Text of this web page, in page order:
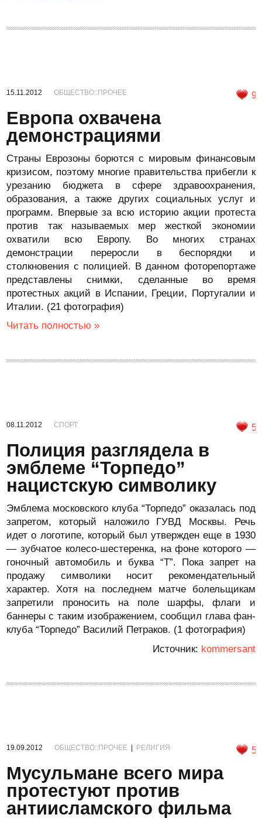
15.11.2012 ОБЩЕСТВО::ПРОЧЕЕ 9
Европа охвачена
демонстрациями
Страны Еврозоны борются с мировым финансовым
кризисом, поэтому многие правительства прибегли к
урезанию бюджета в сфере здравоохранения,
образования, а также других социальных услуг и
программ. Впервые за всю историю акции протеста
против так называемых мер жесткой экономии
охватили всю Европу. Во многих странах
демонстрации переросли в беспорядки и
столкновения с полицией. В данном фоторепортаже
представлены снимки, сделанные во время
протестных акций в Испании, Греции, Португалии и
Италии. (21 фотография)
Читать полностью »
08.11.2012 СПОРТ 5
Полиция разглядела в
эмблеме “Торпедо”
нацистскую символику
Эмблема московского клуба “Торпедо” оказалась под
запретом, который наложило ГУВД Москвы. Речь
идет о логотипе, который был утвержден еще в 1930
— зубчатое колесо-шестеренка, на фоне которого —
гоночный автомобиль и буква “Т”. Пока запрет на
продажу символики носит рекомендательный
характер. Хотя на последнем матче болельщикам
запретили проносить на поле шарфы, флаги и
баннеры с таким изображением, сообщил глава фан-
клуба “Торпедо” Василий Петраков. (1 фотография)
Источник: kommersant
19.09.2012 ОБЩЕСТВО::ПРОЧЕЕ РЕЛИГИЯ 5
Мусульмане всего мира
протестуют против
антиисламского фильма